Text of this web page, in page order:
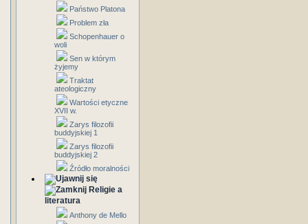
Państwo Platona
Problem zła
Schopenhauer o
woli
Sen w którym
żyjemy
Traktat
ateologiczny
Wartości etyczne
XVII w.
Zarys filozofii
buddyjskiej 1
Zarys filozofii
buddyjskiej 2
Źródło moralności
Religie a
literatura
Anthony de Mello